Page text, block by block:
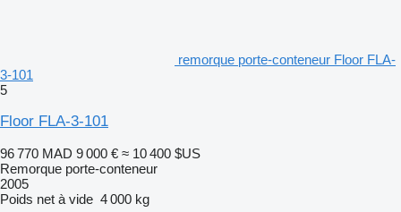
remorque porte-conteneur Floor FLA-
3-101
5
Floor FLA-3-101
96 770 MAD 9 000 € ≈ 10 400 $US
Remorque porte-conteneur
2005
Poids net à vide 4 000 kg